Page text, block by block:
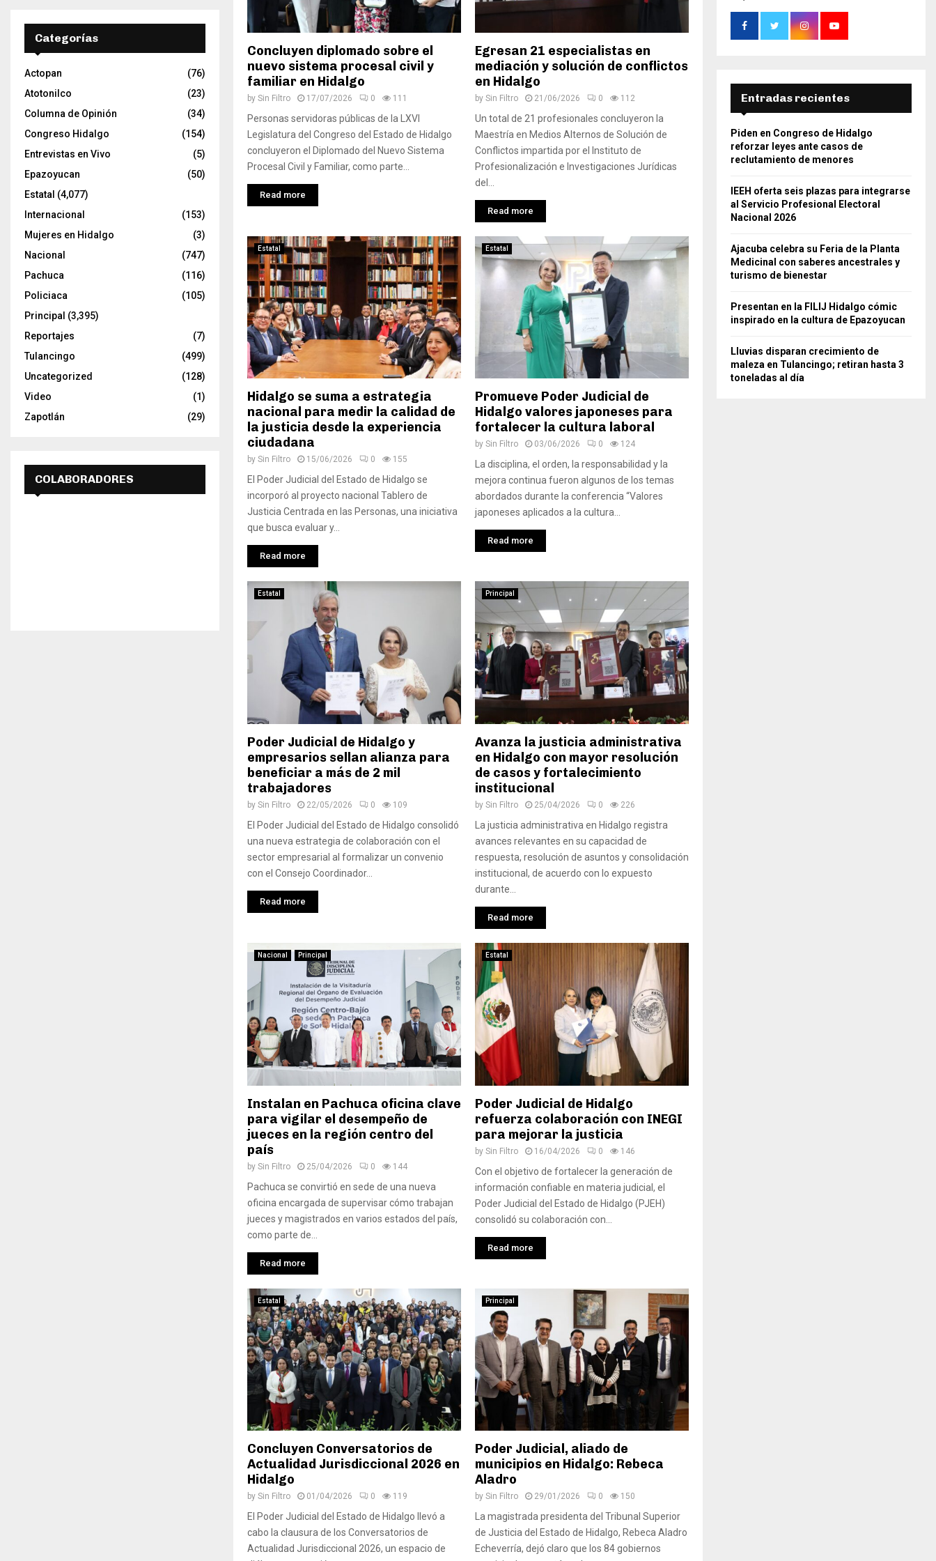
Concluyen diplomado sobre el
nuevo sistema procesal civil y
familiar en Hidalgo
by Sin Filtro 17/07/2026 0 111
Personas servidoras públicas de la LXVI
Legislatura del Congreso del Estado de Hidalgo
concluyeron el Diplomado del Nuevo Sistema
Procesal Civil y Familiar, como parte...
Read more
Egresan 21 especialistas en
mediación y solución de conflictos
en Hidalgo
by Sin Filtro 21/06/2026 0 112
Un total de 21 profesionales concluyeron la
Maestría en Medios Alternos de Solución de
Conflictos impartida por el Instituto de
Profesionalización e Investigaciones Jurídicas
del...
Read more
Estatal
Hidalgo se suma a estrategia
nacional para medir la calidad de
la justicia desde la experiencia
ciudadana
by Sin Filtro 15/06/2026 0 155
El Poder Judicial del Estado de Hidalgo se
incorporó al proyecto nacional Tablero de
Justicia Centrada en las Personas, una iniciativa
que busca evaluar y...
Read more
Estatal
Promueve Poder Judicial de
Hidalgo valores japoneses para
fortalecer la cultura laboral
by Sin Filtro 03/06/2026 0 124
La disciplina, el orden, la responsabilidad y la
mejora continua fueron algunos de los temas
abordados durante la conferencia “Valores
japoneses aplicados a la cultura...
Read more
Estatal
Poder Judicial de Hidalgo y
empresarios sellan alianza para
beneficiar a más de 2 mil
trabajadores
by Sin Filtro 22/05/2026 0 109
El Poder Judicial del Estado de Hidalgo consolidó
una nueva estrategia de colaboración con el
sector empresarial al formalizar un convenio
con el Consejo Coordinador...
Read more
Principal
Avanza la justicia administrativa
en Hidalgo con mayor resolución
de casos y fortalecimiento
institucional
by Sin Filtro 25/04/2026 0 226
La justicia administrativa en Hidalgo registra
avances relevantes en su capacidad de
respuesta, resolución de asuntos y consolidación
institucional, de acuerdo con lo expuesto
durante...
Read more
Nacional Principal
Instalan en Pachuca oficina clave
para vigilar el desempeño de
jueces en la región centro del
país
by Sin Filtro 25/04/2026 0 144
Pachuca se convirtió en sede de una nueva
oficina encargada de supervisar cómo trabajan
jueces y magistrados en varios estados del país,
como parte de...
Read more
Estatal
Poder Judicial de Hidalgo
refuerza colaboración con INEGI
para mejorar la justicia
by Sin Filtro 16/04/2026 0 146
Con el objetivo de fortalecer la generación de
información confiable en materia judicial, el
Poder Judicial del Estado de Hidalgo (PJEH)
consolidó su colaboración con...
Read more
Estatal
Concluyen Conversatorios de
Actualidad Jurisdiccional 2026 en
Hidalgo
by Sin Filtro 01/04/2026 0 119
El Poder Judicial del Estado de Hidalgo llevó a
cabo la clausura de los Conversatorios de
Actualidad Jurisdiccional 2026, un espacio de
Principal
Poder Judicial, aliado de
municipios en Hidalgo: Rebeca
Aladro
by Sin Filtro 29/01/2026 0 150
La magistrada presidenta del Tribunal Superior
de Justicia del Estado de Hidalgo, Rebeca Aladro
Echeverría, dejó claro que los 84 gobiernos
v
í
e
o
Categorías
Actopan
(76)
Atotonilco
(23)
Columna de Opinión
(34)
Congreso Hidalgo
(154)
Entrevistas en Vivo
(5)
Epazoyucan
(50)
Estatal (4,077)
Internacional
(153)
Mujeres en Hidalgo
(3)
Nacional
(747)
Pachuca
(116)
Policiaca
(105)
Principal (3,395)
Reportajes
(7)
Tulancingo
(499)
Uncategorized
(128)
Video
(1)
Zapotlán
(29)
COLABORADORES
Entradas recientes
Piden en Congreso de Hidalgo
reforzar leyes ante casos de
reclutamiento de menores
IEEH oferta seis plazas para integrarse
al Servicio Profesional Electoral
Nacional 2026
Ajacuba celebra su Feria de la Planta
Medicinal con saberes ancestrales y
turismo de bienestar
Presentan en la FILIJ Hidalgo cómic
inspirado en la cultura de Epazoyucan
Lluvias disparan crecimiento de
maleza en Tulancingo; retiran hasta 3
toneladas al día